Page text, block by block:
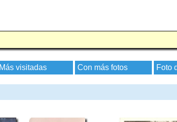
Más visitadas Con más fotos Foto